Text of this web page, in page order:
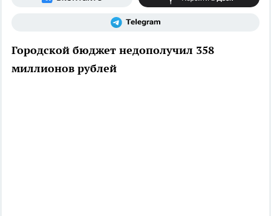
Городской бюджет недополучил 358
миллионов рублей